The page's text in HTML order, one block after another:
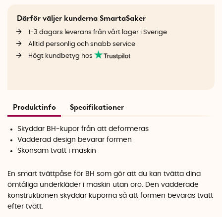
Därför väljer kunderna SmartaSaker
1-3 dagars leverans från vårt lager i Sverige
Alltid personlig och snabb service
Högt kundbetyg hos
Produktinfo Specifikationer
Skyddar BH-kupor från att deformeras
Vadderad design bevarar formen
Skonsam tvätt i maskin
En smart tvättpåse för BH som gör att du kan tvätta dina
ömtåliga underkläder i maskin utan oro. Den vadderade
konstruktionen skyddar kuporna så att formen bevaras tvätt
efter tvätt.